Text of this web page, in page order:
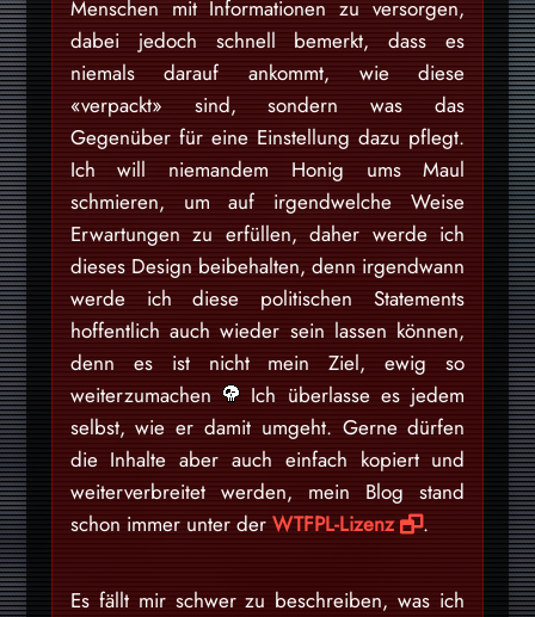
Menschen mit Informationen zu versorgen,
dabei jedoch schnell bemerkt, dass es
niemals darauf ankommt, wie diese
«verpackt» sind, sondern was das
Gegenüber für eine Einstellung dazu pflegt.
Ich will niemandem Honig ums Maul
schmieren, um auf irgendwelche Weise
Erwartungen zu erfüllen, daher werde ich
dieses Design beibehalten, denn irgendwann
werde ich diese politischen Statements
hoffentlich auch wieder sein lassen können,
denn es ist nicht mein Ziel, ewig so
weiterzumachen
Ich überlasse es jedem
selbst, wie er damit umgeht. Gerne dürfen
die Inhalte aber auch einfach kopiert und
weiterverbreitet werden, mein Blog stand
schon immer unter der WTFPL-Lizenz .
Es fällt mir schwer zu beschreiben, was ich